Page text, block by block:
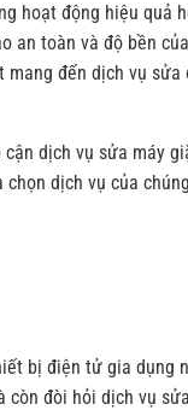
hoạt động hiệu quả
toàn và độ bền
đến dịch vụ
dịch vụ sửa máy
dịch vụ của
bị điện tử gia dụng
đòi hỏi dịch vụ